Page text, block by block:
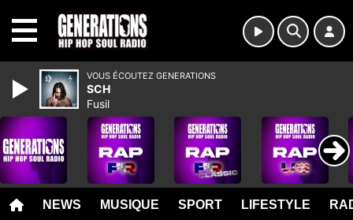
NEWS MUSIQUE SPORT LIFESTYLE
VOUS ÉCOUTEZ GENERATIONS
SCH
Fusil